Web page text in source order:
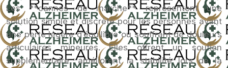
Les **cannes de marche** représentent une
solution simple et discrète pour les personnes ayant
une perte légère d’équilibre ou souffrant de douleurs
articulaires mineures. Elles offrent un soutien
supplémentaire, améliorent la stabilité lors de la